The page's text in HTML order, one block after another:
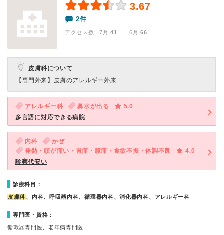
3.67
2件
アクセス数 7月:41 | 6月:66
皮膚科について
【専門外来】 皮膚のアレルギー外来
アレルギー科 鼻水が出る
5.0
多言語に対応できる病院
内科
かぜ
発熱・頭が痛い・胃痛・腹痛・食欲不振・体調不良
4.0
診察代安い
診療科目：
皮膚科 、内科、呼吸器内科、循環器内科、消化器内科、アレルギー科
専門医・資格：
循環器専門医、老年病専門医